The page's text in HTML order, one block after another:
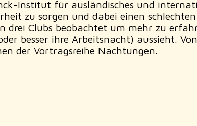
Institut für ausländisches und
zu sorgen und dabei einen
Clubs beobachtet um mehr zu
besser ihre Arbeitsnacht) aussieht.
der Vortragsreihe Nachtungen.